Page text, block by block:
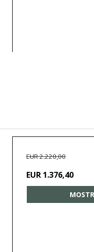
EUR 2.220,00
EUR 1.376,40